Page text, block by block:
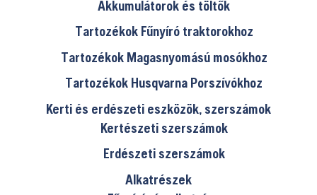
Akkumulátorok és töltők
Tartozékok Fűnyíró traktorokhoz
Tartozékok Magasnyomású mosókhoz
Tartozékok Husqvarna Porszívókhoz
Kerti és erdészeti eszközök, szerszámok
Kertészeti szerszámok
Erdészeti szerszámok
Alkatrészek